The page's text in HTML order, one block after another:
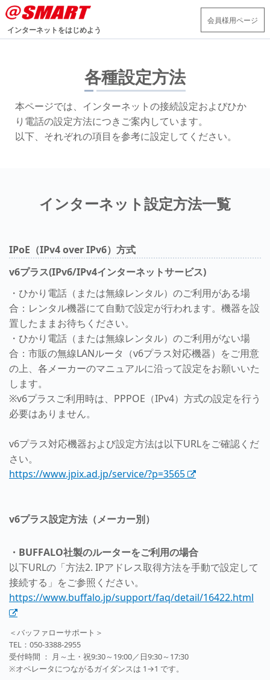
インターネットをはじめよう
会員様用ページ
各種設定方法
本ページでは、インターネットの接続設定およびひか
り電話の設定方法につきご案内しています。
以下、それぞれの項目を参考に設定してください。
インターネット設定方法一覧
IPoE（IPv4 over IPv6）方式
v6プラス(IPv6/IPv4インターネットサービス)
・ひかり電話（または無線レンタル）のご利用がある場
合：レンタル機器にて自動で設定が行われます。機器を設
置したままお待ちください。
・ひかり電話（または無線レンタル）のご利用がない場
合：市販の無線LANルータ（v6プラス対応機器）をご用意
の上、各メーカーのマニュアルに沿って設定をお願いいた
します。
※v6プラスご利用時は、PPPOE（IPv4）方式の設定を行う
必要はありません。
v6プラス対応機器および設定方法は以下URLをご確認くだ
さい。
https://www.jpix.ad.jp/service/?p=3565
v6プラス設定方法（メーカー別）
・BUFFALO社製のルーターをご利用の場合
以下URLの「方法2. IPアドレス取得方法を手動で設定して
接続する」をご参照ください。
https://www.buffalo.jp/support/faq/detail/16422.html
＜バッファローサポート＞
TEL：050-3388-2955
受付時間 ： 月～土・祝9:30～19:00／日9:30～17:30
※オペレータにつながるガイダンスは 1→1 です。